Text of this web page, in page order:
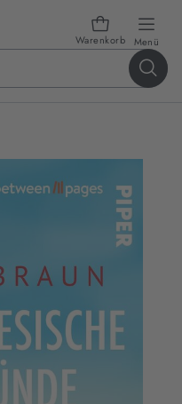
Warenkorb Menü